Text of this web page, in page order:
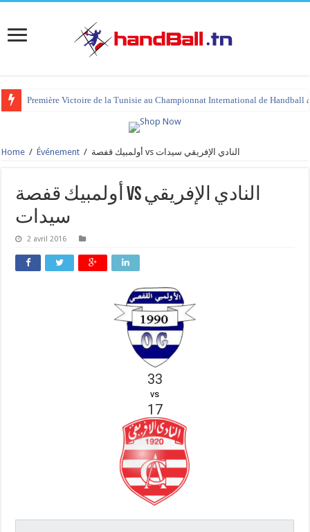
Première Victoire de la Tunisie au Championnat International de Handball
Home / Événement / أولمبيك قفصة vs النادي الإفريقي سيدات
أولمبيك قفصة vs النادي الإفريقي
سيدات
2 avril 2016
33
vs
17